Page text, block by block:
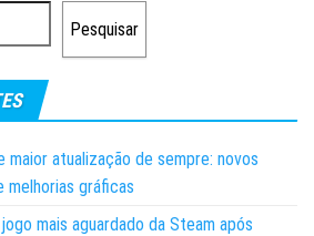
Pesquisar
maior atualização de sempre: novos
melhorias gráficas
mais aguardado da Steam após